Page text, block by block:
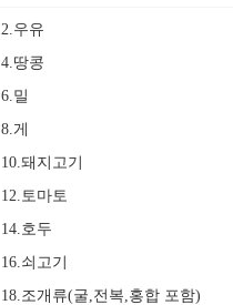
2.우유
4.땅콩
6.밀
8.게
10.돼지고기
12.토마토
14.호두
16.쇠고기
18.조개류(굴,전복,홍합 포함)